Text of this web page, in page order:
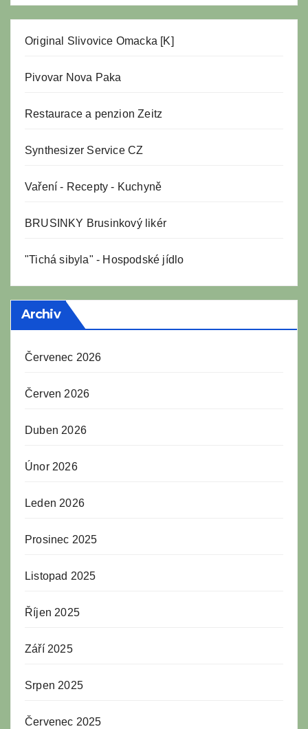
Original Slivovice Omacka [K]
Pivovar Nova Paka
Restaurace a penzion Zeitz
Synthesizer Service CZ
Vaření - Recepty - Kuchyně
BRUSINKY Brusinkový likér
"Tichá sibyla" - Hospodské jídlo
Archiv
Červenec 2026
Červen 2026
Duben 2026
Únor 2026
Leden 2026
Prosinec 2025
Listopad 2025
Říjen 2025
Září 2025
Srpen 2025
Červenec 2025